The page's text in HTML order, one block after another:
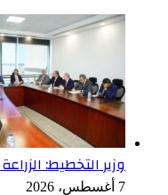
وزير التخطيط:
7 أغسطس، 2026